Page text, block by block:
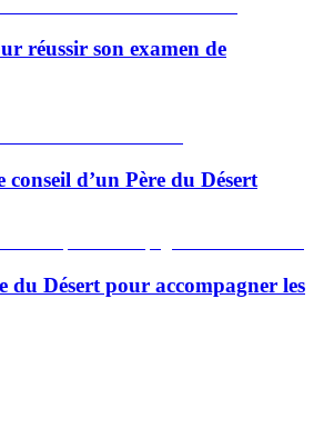
réussir son examen de
conseil d’un Père du Désert
du Désert pour accompagner les